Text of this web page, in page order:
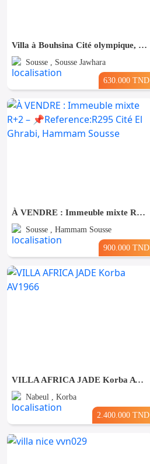
Villa à Bouhsina Cité olympique, Proche de toutes Commodités
Sousse , Sousse Jawhara
630.000 TND
À VENDRE : Immeuble mixte R+2 – 📌Reference:R295 Cité El Ghrabi, Hammam Sousse
Sousse , Hammam Sousse
900.000 TND
VILLA AFRICA JADE Korba AV1966
Nabeul , Korba
2.400.000 TND